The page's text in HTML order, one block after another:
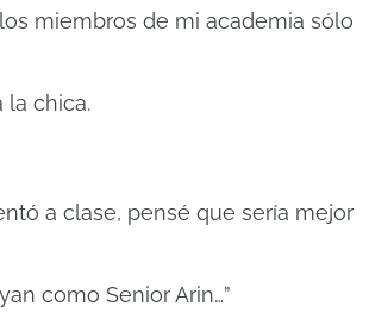
miembros de mi academia sólo
la chica.
a clase, pensé que sería mejor
como Senior Arin…”